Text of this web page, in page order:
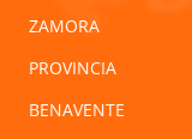
ZAMORA
PROVINCIA
BENAVENTE